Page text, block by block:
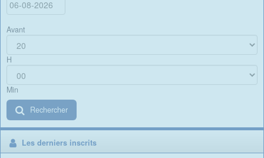
Avant
H
Min
Rechercher
Les derniers inscrits